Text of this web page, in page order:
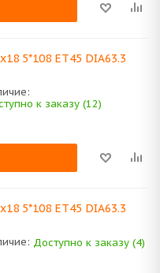
5*108 ET45 DIA63.3
к заказу (12)
5*108 ET45 DIA63.3
Доступно к заказу (4)